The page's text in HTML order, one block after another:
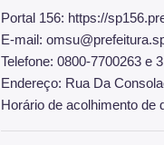
Portal 156: https://
E-mail:
Telefone: 0800-7700263 e
Endereço: Rua Da
Horário de acolhimento de